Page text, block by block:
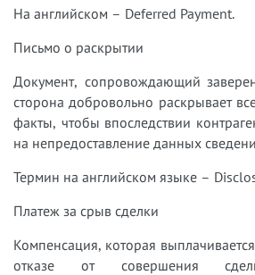
На английском – Deferred Payment.
Письмо о раскрытии
Документ, сопровождающий
сторона добровольно раскрывает
факты, чтобы впоследствии
на непредоставление данных
Термин на английском языке –
Платеж за срыв сделки
Компенсация, которая
отказе от совершения